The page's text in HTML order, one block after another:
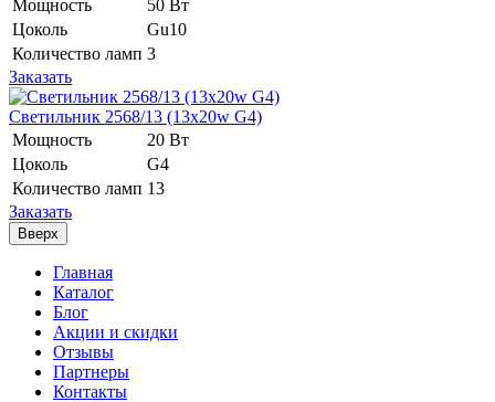
Мощность
50 Вт
Цоколь
Gu10
Количество ламп 3
Заказать
Светильник 2568/13 (13х20w G4)
Мощность
20 Вт
Цоколь
G4
Количество ламп 13
Заказать
Вверх
Главная
Каталог
Блог
Акции и скидки
Отзывы
Партнеры
Контакты